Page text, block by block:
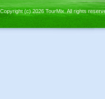
Copyright (c) 2026 TourMix. All rights